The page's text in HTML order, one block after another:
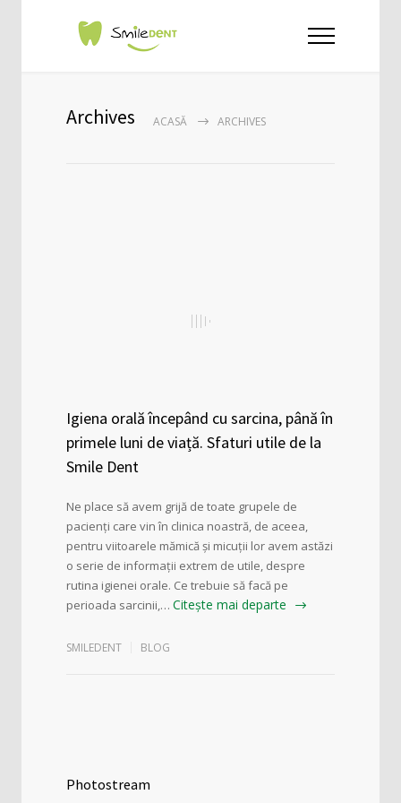
Archives ACASĂ ARCHIVES
Igiena orală începând cu sarcina, până în
primele luni de viață. Sfaturi utile de la
Smile Dent
Ne place să avem grijă de toate grupele de
pacienți care vin în clinica noastră, de aceea,
pentru viitoarele mămică și micuții lor avem astăzi
o serie de informații extrem de utile, despre
rutina igienei orale. Ce trebuie să facă pe
perioada sarcinii,… Citește mai departe
SMILEDENT BLOG
Photostream